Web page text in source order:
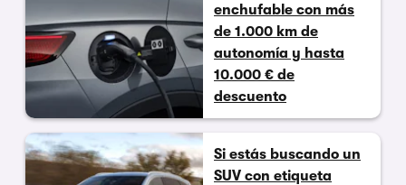
enchufable con más
de 1.000 km de
autonomía y hasta
10.000 € de
descuento
Si estás buscando un
SUV con etiqueta